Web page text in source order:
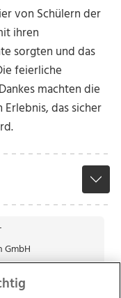
von Schülern der
ihren
sorgten und das
feierliche
machten die
das sicher